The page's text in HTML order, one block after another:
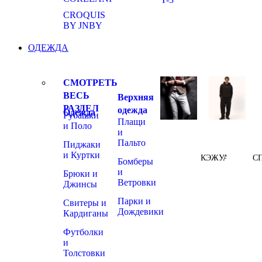
CROQUIS
BY JNBY
ОДЕЖДА
СМОТРЕТЬ
ВЕСЬ
РАЗДЕЛ
Одежда
Рубашки
и Поло
Пиджаки
и Куртки
Брюки и
Джинсы
Свитеры и
Кардиганы
Футболки
и
Толстовки
Верхняя
одежда
Плащи
и
Пальто
Бомберы
и
Ветровки
Парки и
Дождевики
КЭЖУАЛ